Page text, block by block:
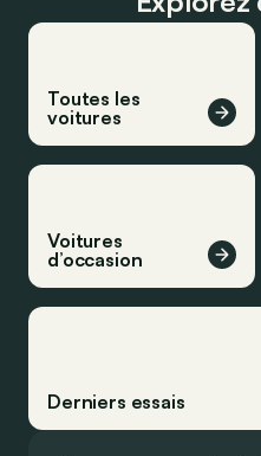
Toutes les
voitures
Voitures
d’occasion
Derniers essais